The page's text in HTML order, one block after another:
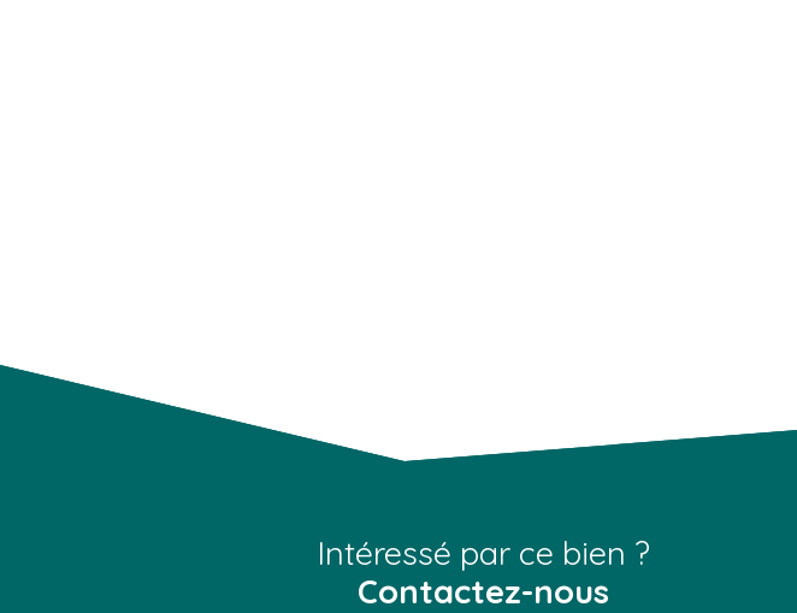
Intéressé par ce bien ?
Contactez-nous